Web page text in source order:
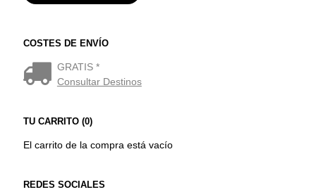
COSTES DE ENVÍO
GRATIS *
Consultar Destinos
TU CARRITO (0)
El carrito de la compra está vacío
REDES SOCIALES